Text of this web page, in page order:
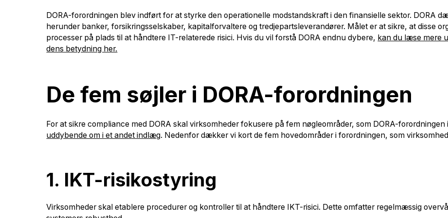
DORA-forordningen blev indført for at styrke den operationelle modstandskraft i den finansielle sektor. DORA
herunder banker, forsikringsselskaber, kapitalforvaltere og tredjepartsleverandører. Målet er at sikre, at disse
processer på plads til at håndtere IT-relaterede risici. Hvis du vil forstå DORA endnu dybere, kan du læse mere
dens betydning her.
De fem søjler i DORA-forordningen
For at sikre compliance med DORA skal virksomheder fokusere på fem nøgleområder, som DORA-forordningen
uddybende om i et andet indlæg. Nedenfor dækker vi kort de fem hovedområder i forordningen, som
1. IKT-risikostyring
Virksomheder skal etablere procedurer og kontroller til at håndtere IKT-risici. Dette omfatter regelmæssig